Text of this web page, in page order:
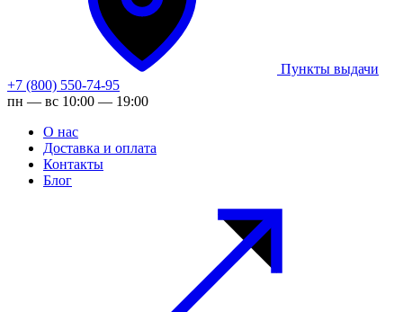
Пункты выдачи
+7 (800) 550-74-95
пн — вс 10:00 — 19:00
О нас
Доставка и оплата
Контакты
Блог